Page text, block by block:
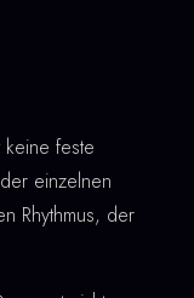
keine feste
einzelnen
Rhythmus, der